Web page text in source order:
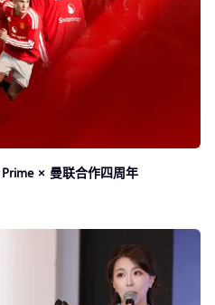
× 曼联合作四周年